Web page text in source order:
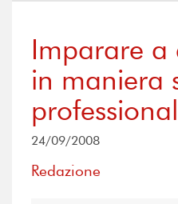
Imparare a
in maniera
24/09/2008
Redazione